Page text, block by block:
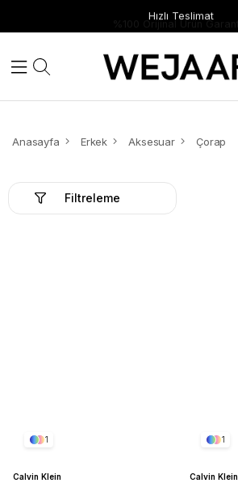
Hızlı Teslimat
Anasayfa Erkek Aksesuar Çorap
Filtreleme
1
Calvin Klein
1
Calvin Klein